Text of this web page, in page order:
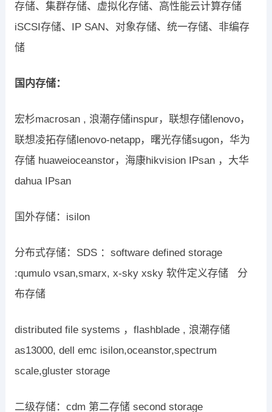
存储、集群存储、虚拟化存储、高性能云计算存储
iSCSI存储、IP SAN、对象存储、统一存储、非编存
储
国内存储：
宏杉macrosan , 浪潮存储inspur，联想存储lenovo，
联想凌拓存储lenovo-netapp，曙光存储sugon，华为
存储 huaweioceanstor，海康hikvision IPsan ，大华
dahua IPsan
国外存储：isilon
分布式存储：SDS ：software defined storage
:qumulo vsan,smarx, x-sky xsky 软件定义存储 分
布存储
distributed file systems ，flashblade , 浪潮存储
as13000, dell emc isilon,oceanstor,spectrum
scale,gluster storage
二级存储：cdm 第二存储 second storage